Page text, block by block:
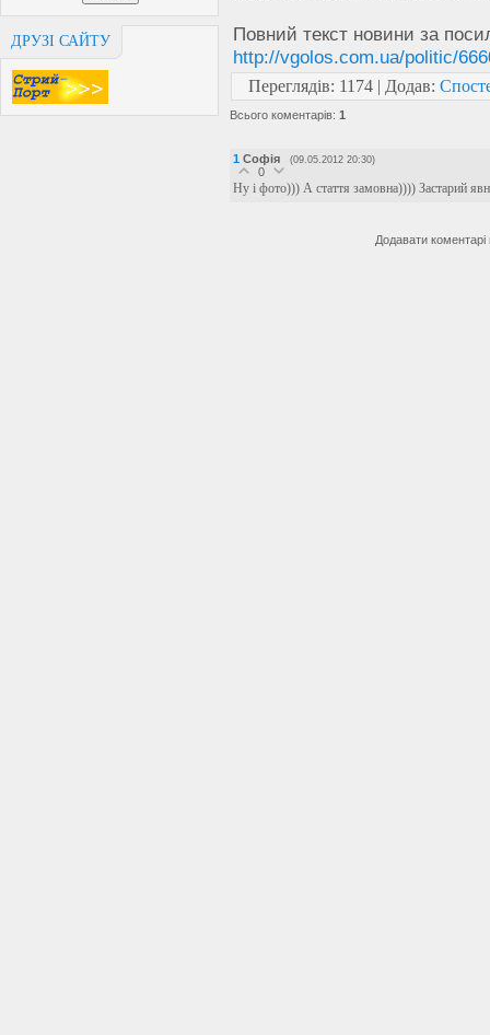
ДРУЗІ САЙТУ
Повний текст новини за
http://vgolos.com.ua/politic/
Переглядів: 1174 | Додав:
Всього коментарів: 1
1 Софія (09.05.2012 20:30)
0
Ну і фото))) А стаття замовна)))) Застарий
Додавати